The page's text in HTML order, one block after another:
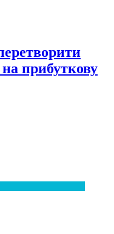
прибуткову